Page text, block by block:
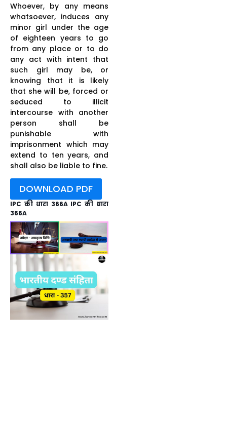
Whoever, by any means
whatsoever, induces any
minor girl under the age
of eighteen years to go
from any place or to do
any act with intent that
such girl may be, or
knowing that it is likely
that she will be, forced or
seduced to illicit
intercourse with another
person shall be
punishable with
imprisonment which may
extend to ten years, and
shall also be liable to fine.
DOWNLOAD PDF
IPC की धारा 366A IPC की धारा
366A